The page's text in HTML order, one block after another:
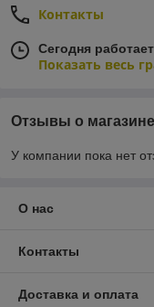
Контакты
Сегодня
Показать весь
Отзывы о магазине
У компании пока нет
О нас
Контакты
Доставка и оплата